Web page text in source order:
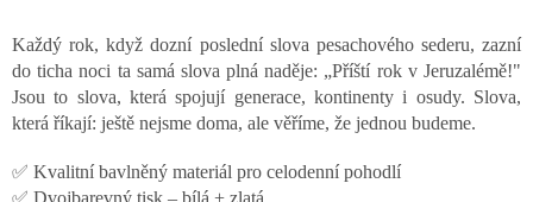
Každý rok, když dozní poslední slova pesachového sederu, zazní
do ticha noci ta samá slova plná naděje: „Příští rok v Jeruzalémě!"
Jsou to slova, která spojují generace, kontinenty i osudy. Slova,
která říkají: ještě nejsme doma, ale věříme, že jednou budeme.
✅ Kvalitní bavlněný materiál pro celodenní pohodlí